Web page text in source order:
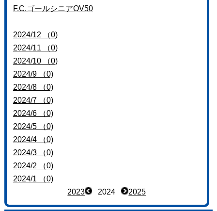
F.C.ゴールシニアOV50
2024/12 （0)
2024/11 （0)
2024/10 （0)
2024/9 （0)
2024/8 （0)
2024/7 （0)
2024/6 （0)
2024/5 （0)
2024/4 （0)
2024/3 （0)
2024/2 （0)
2024/1 （0)
2023
2024 2025